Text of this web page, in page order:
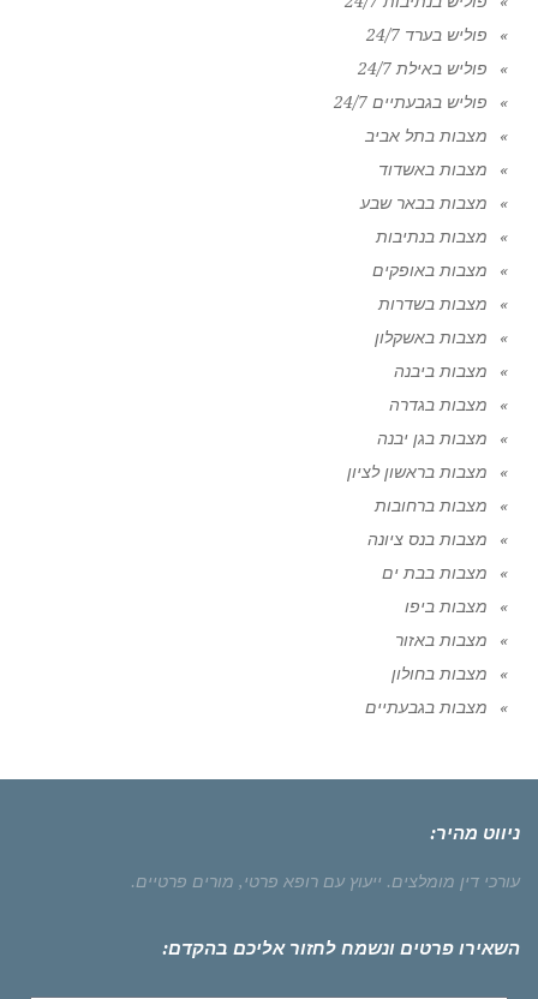
פוליש בערד 24/7
פוליש באילת 24/7
פוליש בגבעתיים 24/7
מצבות בתל אביב
מצבות באשדוד
מצבות בבאר שבע
מצבות בנתיבות
מצבות באופקים
מצבות בשדרות
מצבות באשקלון
מצבות ביבנה
מצבות בגדרה
מצבות בגן יבנה
מצבות בראשון לציון
מצבות ברחובות
מצבות בנס ציונה
מצבות בבת ים
מצבות ביפו
מצבות באזור
מצבות בחולון
מצבות בגבעתיים
ניווט מהיר:
עורכי דין מומלצים. ייעוץ עם רופא פרטי, מורים פרטיים.
השאירו פרטים ונשמח לחזור אליכם בהקדם: